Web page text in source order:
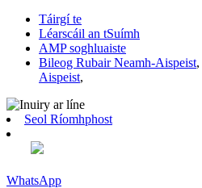
Táirgí te
Léarscáil an tSuímh
AMP soghluaiste
Bileog Rubair Neamh-Aispeist,
Aispeist,
Seol Ríomhphost
WhatsApp